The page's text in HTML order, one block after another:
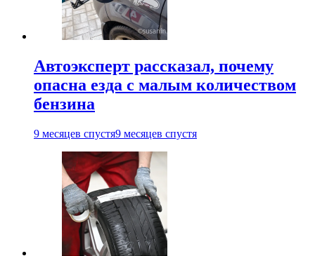
Автоэксперт рассказал, почему
опасна езда с малым количеством
бензина
9 месяцев спустя9 месяцев спустя